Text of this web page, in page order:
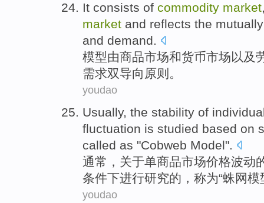
It consists of commodity market
market and reflects the
and demand.
模型由商品市场和货币市场以及
需求双导向 原则 。
youdao
Usually, the stability of
fluctuation is studied based on
called as "Cobweb Model".
通常 ， 关于单商品市场价格波动
条件下进行研究的， 称为“蛛网模
youdao